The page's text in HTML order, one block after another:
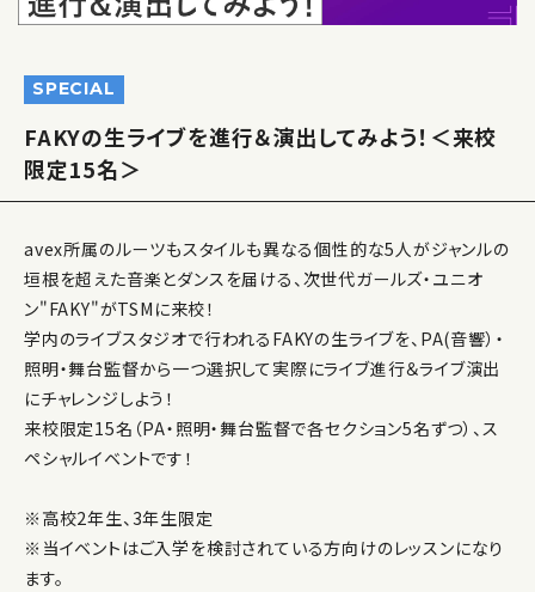
SPECIAL
FAKYの生ライブを進行＆演出してみよう！＜来校
限定15名＞
avex所属のルーツもスタイルも異なる個性的な5人がジャンルの
垣根を超えた音楽とダンスを届ける、次世代ガールズ・ユニオ
ン"FAKY"がTSMに来校！
学内のライブスタジオで行われるFAKYの生ライブを、PA(音響）・
照明・舞台監督から一つ選択して実際にライブ進行＆ライブ演出
にチャレンジしよう！
来校限定15名（PA・照明・舞台監督で各セクション5名ずつ）、ス
ペシャルイベントです！
※高校2年生、3年生限定
※当イベントはご入学を検討されている方向けのレッスンになり
ます。